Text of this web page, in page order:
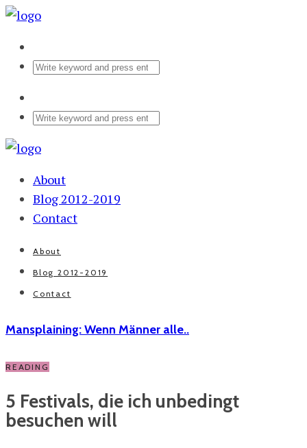
About
Blog 2012-2019
Contact
About
Blog 2012-2019
Contact
Mansplaining: Wenn Männer alle..
READING
5 Festivals, die ich unbedingt
besuchen will